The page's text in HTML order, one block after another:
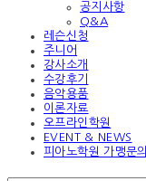
공지사항
Q&A
레슨신청
주니어
강사소개
수강후기
음악용품
이론자료
오프라인학원
EVENT & NEWS
피아노학원 가맹문의